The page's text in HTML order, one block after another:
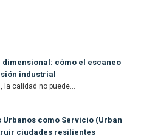
dimensional: cómo el escaneo
industrial
la calidad no puede...
Urbanos como Servicio (Urban
ciudades resilientes